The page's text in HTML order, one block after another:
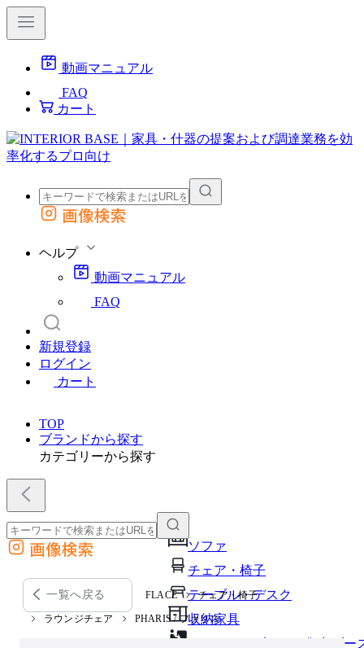
動画マニュアル
FAQ
カート
外部サイトの商品をカートに追加
画像検索
ヘルプ
動画マニュアル
FAQ
新規登録
ログイン
カート
TOP
ブランドから探す
カテゴリーから探す
ソファ
チェア・椅子
テーブル・デスク
収納家具
パーソナルブース・集中ブー
外部サイトの商品をカートに追加
他のサイトで見つけた商品ページのURLを貼り付けて、カートに追加できます
画像検索
一覧へ戻る FLACE チェア・椅子
ラウンジチェア PHARIS / ファリス